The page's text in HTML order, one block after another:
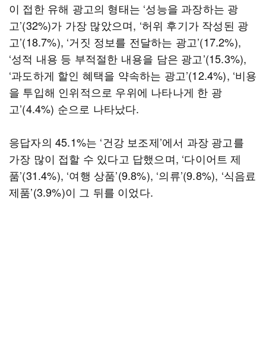
이 접한 유해 광고의 형태는 ‘성능을 과장하는 광
고’(32%)가 가장 많았으며, ‘허위 후기가 작성된 광
고’(18.7%), ‘거짓 정보를 전달하는 광고’(17.2%),
‘성적 내용 등 부적절한 내용을 담은 광고’(15.3%),
‘과도하게 할인 혜택을 약속하는 광고’(12.4%), ‘비용
을 투입해 인위적으로 우위에 나타나게 한 광
고’(4.4%) 순으로 나타났다.
응답자의 45.1%는 ‘건강 보조제’에서 과장 광고를
가장 많이 접할 수 있다고 답했으며, ‘다이어트 제
품’(31.4%), ‘여행 상품’(9.8%), ‘의류’(9.8%), ‘식음료
제품’(3.9%)이 그 뒤를 이었다.